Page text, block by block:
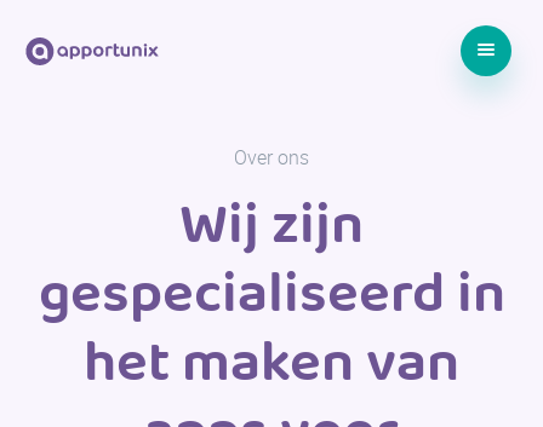
Over ons
Wij zijn
gespecialiseerd in
het maken van